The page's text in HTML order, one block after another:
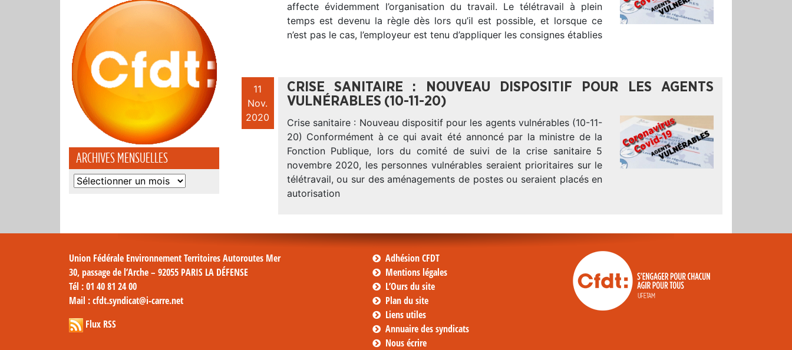
ARCHIVES MENSUELLES
Archives
affecte évidemment l’organisation du travail. Le télétravail à plein
temps est devenu la règle dès lors qu’il est possible, et lorsque ce
n’est pas le cas, l’employeur est tenu d’appliquer les consignes établies
11
Nov.
2020
CRISE SANITAIRE : NOUVEAU DISPOSITIF POUR LES AGENTS
VULNÉRABLES (10-11-20)
Crise sanitaire : Nouveau dispositif pour les agents vulnérables (10-11-
20) Conformément à ce qui avait été annoncé par la ministre de la
Fonction Publique, lors du comité de suivi de la crise sanitaire 5
novembre 2020, les personnes vulnérables seraient prioritaires sur le
télétravail, ou sur des aménagements de postes ou seraient placés en
autorisation
Union Fédérale Environnement Territoires Autoroutes Mer
30, passage de l’Arche – 92055 PARIS LA DÉFENSE
Tél : 01 40 81 24 00
Mail : cfdt.syndicat@i-carre.net
Flux RSS
Adhésion CFDT
Mentions légales
L’Ours du site
Plan du site
Liens utiles
Annuaire des syndicats
Nous écrire